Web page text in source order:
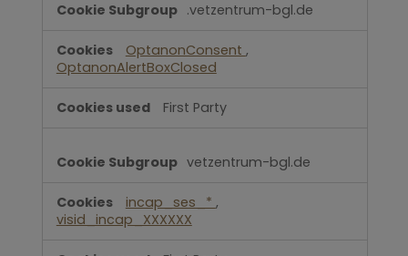
Necessary
.vetzentrum-bgl.de
OptanonConsent ,
OptanonAlertBoxClosed
First Party
vetzentrum-bgl.de
incap_ses_* ,
visid_incap_XXXXXX